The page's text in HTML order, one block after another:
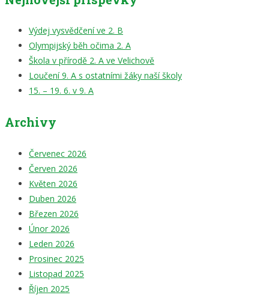
Výdej vysvědčení ve 2. B
Olympijský běh očima 2. A
Škola v přírodě 2. A ve Velichově
Loučení 9. A s ostatními žáky naší školy
15. – 19. 6. v 9. A
Archivy
Červenec 2026
Červen 2026
Květen 2026
Duben 2026
Březen 2026
Únor 2026
Leden 2026
Prosinec 2025
Listopad 2025
Říjen 2025